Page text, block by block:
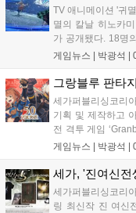
TV 애니메이션 '귀
멸의 칼날 히노카
가 공개됐다. 18명
단 하나도 포함되
게임뉴스 | 박광석
그랑블루 판타
세가퍼블리싱코리
기획 및 제작하고
전 격투 게임
7월 13일(화)에 출
게임뉴스 | 박광석
세가, '진여신전
세가퍼블리싱코리
링 최신작 진 여신